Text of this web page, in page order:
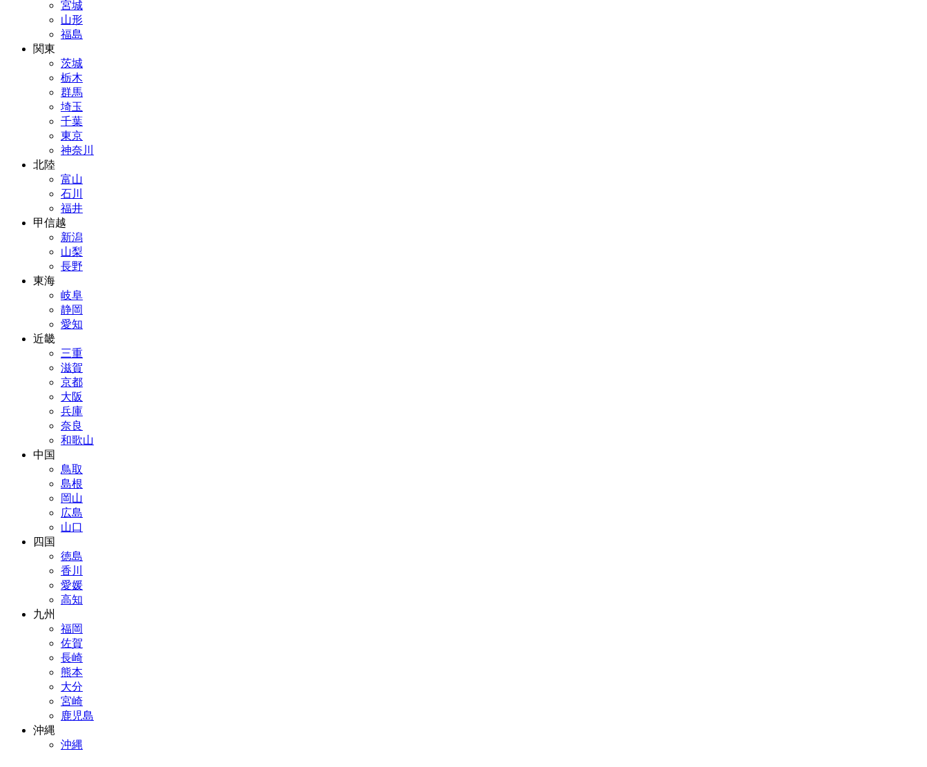
宮城
山形
福島
関東
茨城
栃木
群馬
埼玉
千葉
東京
神奈川
北陸
富山
石川
福井
甲信越
新潟
山梨
長野
東海
岐阜
静岡
愛知
近畿
三重
滋賀
京都
大阪
兵庫
奈良
和歌山
中国
鳥取
島根
岡山
広島
山口
四国
徳島
香川
愛媛
高知
九州
福岡
佐賀
長崎
熊本
大分
宮崎
鹿児島
沖縄
沖縄